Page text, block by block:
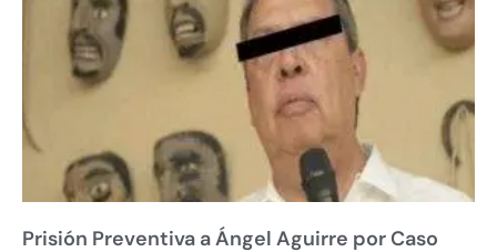
Prisión Preventiva a Ángel Aguirre por Caso